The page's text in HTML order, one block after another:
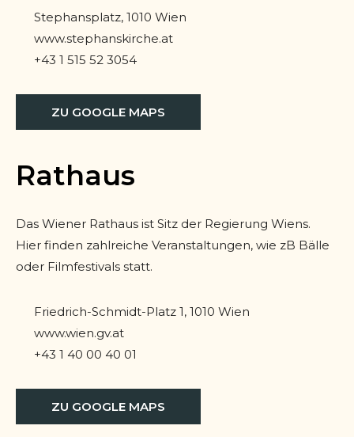
Stephansplatz, 1010 Wien
www.stephanskirche.at
+43 1 515 52 3054
ZU GOOGLE MAPS
Rathaus
Das Wiener Rathaus ist Sitz der Regierung Wiens.
Hier finden zahlreiche Veranstaltungen, wie zB Bälle
oder Filmfestivals statt.
Friedrich-Schmidt-Platz 1, 1010 Wien
www.wien.gv.at
+43 1 40 00 40 01
ZU GOOGLE MAPS